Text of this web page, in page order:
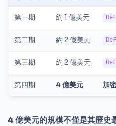
第一期 約 1 億美元
第二期 約 2 億美元
第三期 約 2 億美元
第四期 4 億美元 加
4 億美元的規模不僅是其歷史